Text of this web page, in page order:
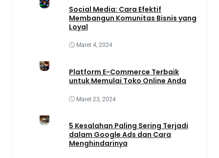
Social Media: Cara Efektif
Membangun Komunitas Bisnis yang
Loyal
Maret 4, 2024
Platform E-Commerce Terbaik
untuk Memulai Toko Online Anda
Maret 23, 2024
5 Kesalahan Paling Sering Terjadi
dalam Google Ads dan Cara
Menghindarinya